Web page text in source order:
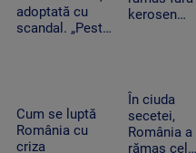
din Leipzig
adoptată cu
scandal. „Peste
kerosen
nu a ajuns
la timp
Cum se luptă
România cu
criza
În ciuda
secetei,
România a
rămas cel